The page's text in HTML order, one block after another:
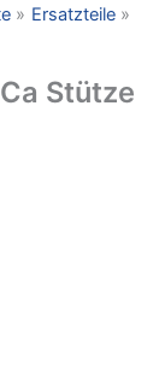
Ersatzteile
Stütze